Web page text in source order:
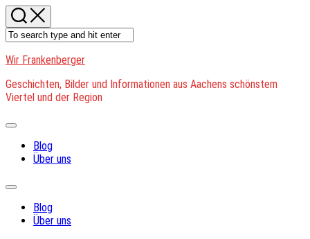
Skip
to
content
Wir Frankenberger
Geschichten, Bilder und Informationen aus Aachens schönstem
Viertel und der Region
Expand
Blog
Über uns
Expand
Blog
Über uns